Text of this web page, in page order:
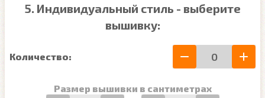
5. Индивидуальный стиль - выберите
вышивку:
Количество:
Размер вышивки в сантиметрах